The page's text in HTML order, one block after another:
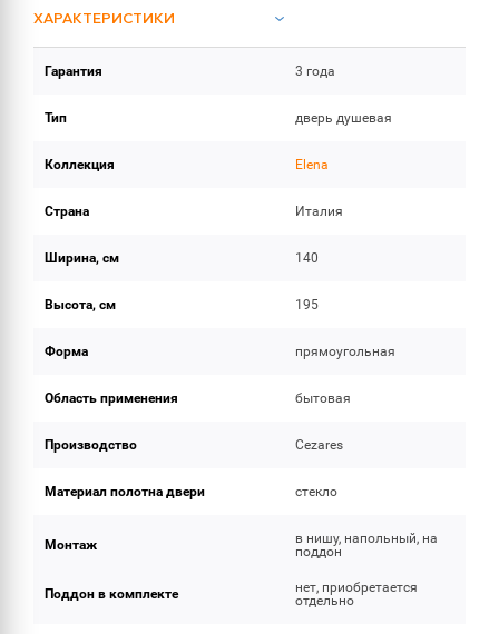
ХАРАКТЕРИСТИКИ
ОБЪЕМ ПОСТАВКИ (1)
Гарантия 3 года
Тип дверь душевая
Коллекция Elena
Страна Италия
Ширина, см 140
Высота, см 195
Форма прямоугольная
Область применения бытовая
Производство Cezares
Материал полотна двери стекло
Монтаж
в нишу, напольный, на
поддон
Поддон в комплекте
нет, приобретается
отдельно